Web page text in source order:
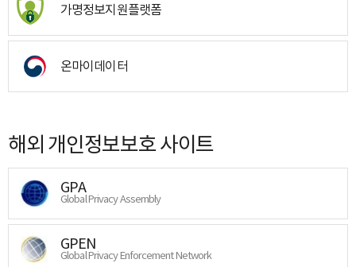
가명정보지원플랫폼
온마이데이터
해외 개인정보보호 사이트
GPA
Global Privacy Assembly
GPEN
Global Privacy Enforcement Network